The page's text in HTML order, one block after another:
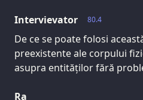
80.4
Intervievator
De ce se poate folosi
preexistente ale corpului
asupra entităților fără
Ra